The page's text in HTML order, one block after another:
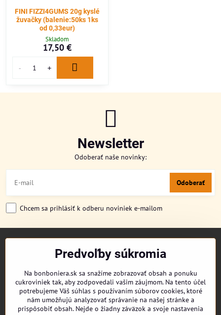
FINI FIZZI4GUMS 20g kyslé
žuvačky (balenie:50ks 1ks
od 0,33eur)
Skladom
17,50 €
Newsletter
Odoberať naše novinky:
Odoberať
Chcem sa prihlásiť k odberu noviniek e-mailom
DORUČENIE OBJEDNÁVKY
REKLAMAČNÉ PODMIENKY
OBCHODNÉ PODMIENKY
KONTAKT
Predvoľby súkromia
Na bonboniera.sk sa snažíme zobrazovať obsah a ponuku
cukroviniek tak, aby zodpovedali vašim záujmom. Na tento účel
potrebujeme Váš súhlas s používaním súborov cookies, ktoré
nám umožňujú analyzovať správanie na našej stránke a
prispôsobiť obsah. Nejde o žiadny záväzok a svoje nastavenia